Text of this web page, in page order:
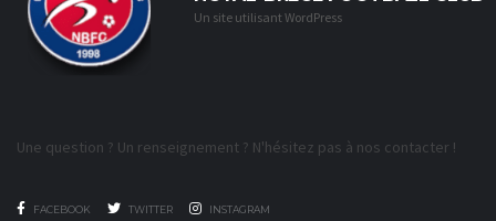
Un site utilisant WordPress
Une question ? Un renseignement ? N'hésitez pas à nos contacter !
FACEBOOK TWITTER INSTAGRAM